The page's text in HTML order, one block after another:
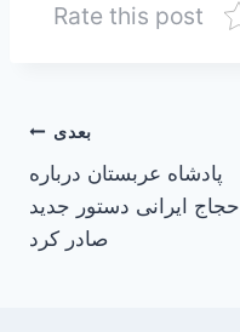
Rate this post
بعدی
پادشاه عربستان درباره
حجاج ایرانی دستور جدید
صادر کرد